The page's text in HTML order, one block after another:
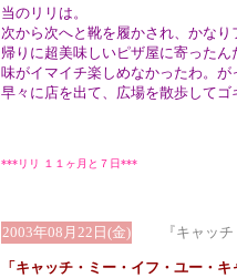
当のリリは。
次から次へと靴を履かされ、かな
帰りに超美味しいピザ屋に寄った
味がイマイチ楽しめなかったわ。が
早々に店を出て、広場を散歩して
***リリ １１ヶ月と７日***
2003年08月22日(金) 『キャッチ
「キャッチ・ミー・イフ・ユー・キ